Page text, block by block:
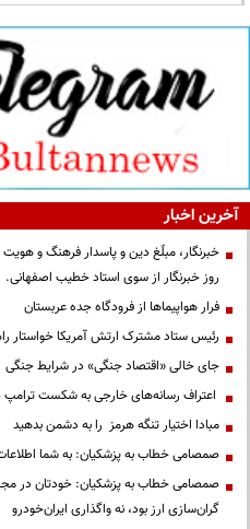
آخرین اخبار
خبرنگار، مبلّغ دین و پاسدار فرهنگ و
روز خبرنگار از سوی استاد خطیب اصفهانی.
فرار هواپیماها از فرودگاه جده عربستان
رئیس ستاد مشترک ارتش آمریکا خواستار
جای خالی «اقتصاد جنگی» در شرایط جنگی
اعتراف رسانه‌های خارجی به شکست
مبادا اختیار تنگه هرمز را به دشمن بدهید
صمصامی خطاب به پزشکیان: به شما
صمصامی خطاب به پزشکیان: خودتان در مجلس
گران‌سازی ارز بود، نه واگذاری ایران‌خودرو